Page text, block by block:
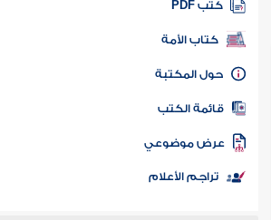
كتب PDF
كتاب الأمة
المكتبة
الكتب
موضوعي